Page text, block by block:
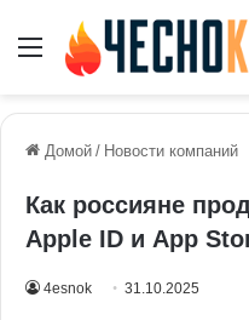
Меню
Домой / Новости компаний
Как россияне
Apple ID и App
4esnok 31.10.2025